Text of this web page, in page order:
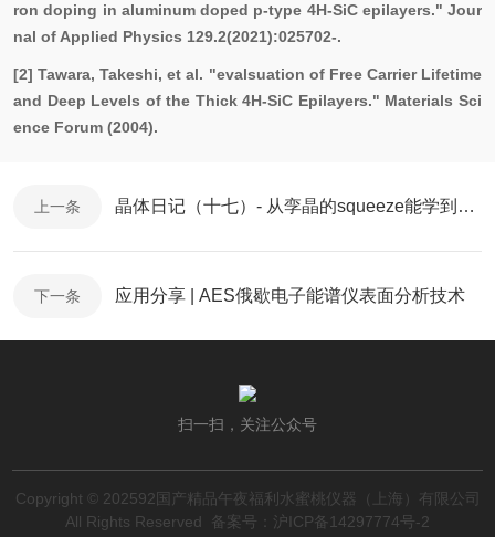
ron doping in aluminum doped p-type 4H-SiC epilayers." Jour
nal of Applied Physics 129.2(2021):025702-.
[2] Tawara, Takeshi, et al. "evalsuation of Free Carrier Lifetime
and Deep Levels of the Thick 4H-SiC Epilayers." Materials Sci
ence Forum (2004).
上一条 晶体日记（十七）- 从孪晶的squeeze能学到什么- 成人水蜜桃毛片衍射XRD
下一条 应用分享 | AES俄歇电子能谱仪表面分析技术
扫一扫，关注公众号
Copyright © 202592国产精品午夜福利水蜜桃仪器（上海）有限公司
All Rights Reserved
备案号：沪ICP备14297774号-2